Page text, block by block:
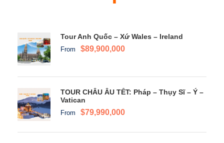
Tour Anh Quốc – Xứ Wales – Ireland
From $89,900,000
TOUR CHÂU ÂU TẾT: Pháp – Thụy Sĩ – Ý –
Vatican
From $79,990,000